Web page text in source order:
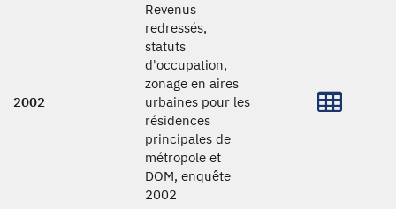
2002
Revenus
redressés,
statuts
d'occupation,
zonage en aires
urbaines pour les
résidences
principales de
métropole et
DOM, enquête
2002